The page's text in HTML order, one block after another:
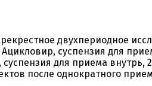
двухпериодное
суспензия для
для приема внутрь,
после однократного